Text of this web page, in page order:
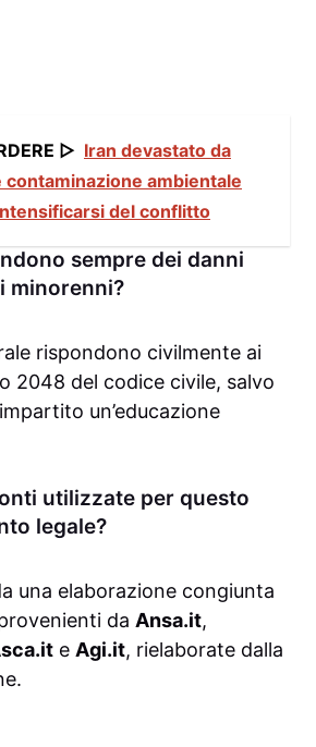
▷ Iran devastato da
contaminazione ambientale
del conflitto
sempre dei danni
minorenni?
rispondono civilmente ai
2048 del codice civile, salvo
un’educazione
utilizzate per questo
legale?
una elaborazione congiunta
da Ansa.it,
e Agi.it, rielaborate dalla